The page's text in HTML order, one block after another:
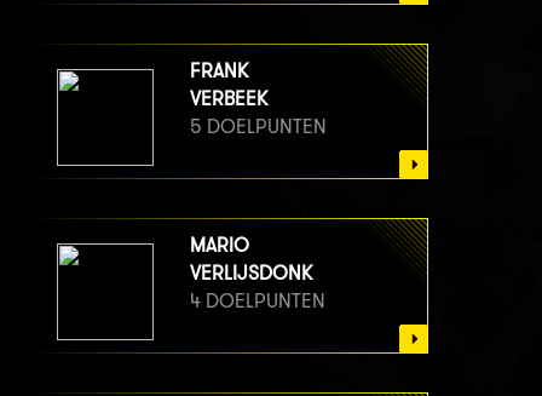
FRANK
VERBEEK
5 DOELPUNTEN
MARIO
VERLIJSDONK
4 DOELPUNTEN